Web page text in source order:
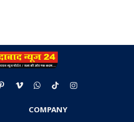
PinterestVimeoWhatsApp
TikTokInstagram
COMPANY